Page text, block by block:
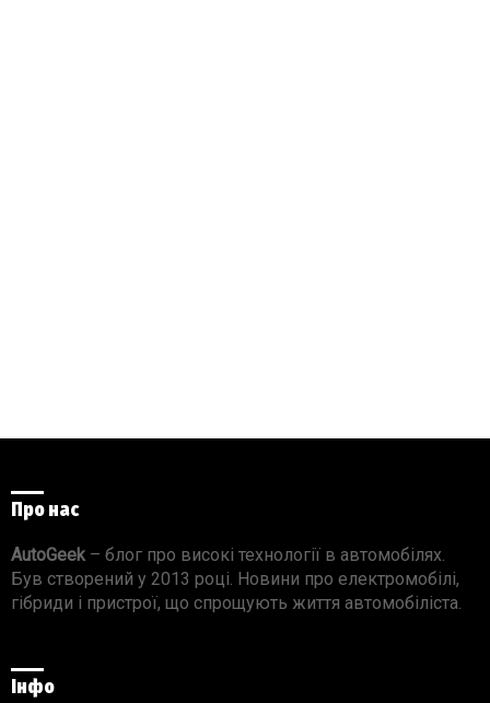
Про нас
AutoGeek – блог про високі технології в автомобілях.
Був створений у 2013 році. Новини про електромобілі,
гібриди і пристрої, що спрощують життя автомобіліста.
Інфо